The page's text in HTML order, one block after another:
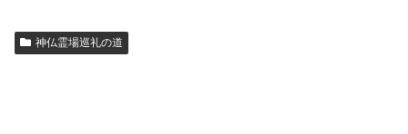
神仏霊場巡礼の道